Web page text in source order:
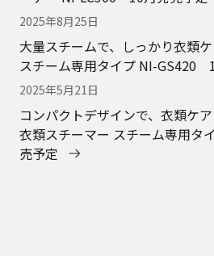
法人向け製品・ソリューション
CLUB Panasonic会員が使えるア
SNSアカウント一覧
サ
サイトのご利用にあ
ウェブアクセシビリティ方針